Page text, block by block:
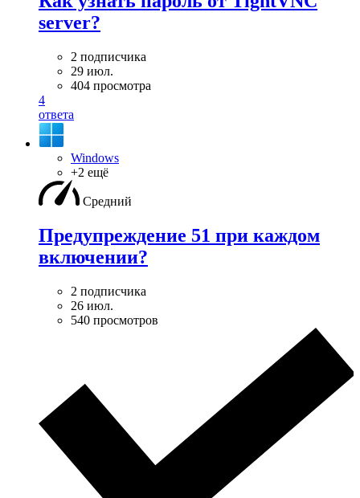
server?
2 подписчика
29 июл.
404 просмотра
4
ответа
Windows
+2 ещё
Средний
Предупреждение 51 при каждом
включении?
2 подписчика
26 июл.
540 просмотров